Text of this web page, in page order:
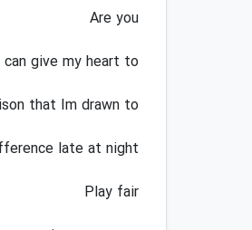
Are you
give my heart to?
that Im drawn to?
late at night
Play fair